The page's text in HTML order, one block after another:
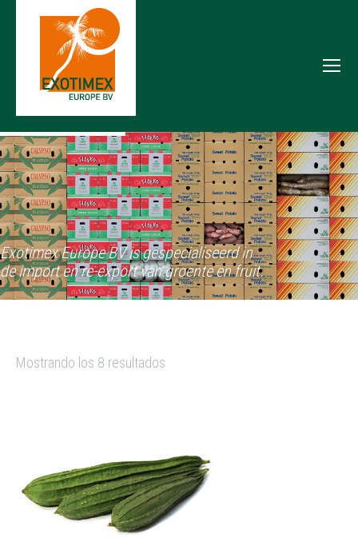
Exotimex Europe BV is gespecialiseerd in
de import en re-export van groente en fruit.
Mostrando los 8 resultados